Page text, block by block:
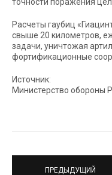
Расчеты гаубиц
свыше 20 километров,
задачи, уничтожая
фортификационные
Источник:
Министерство обороны
ПРЕДЫДУЩИЙ